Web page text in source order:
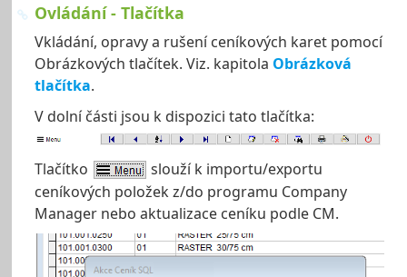
Ovládání - Tlačítka
Vkládání, opravy a rušení ceníkových karet pomocí
Obrázkových tlačítek. Viz. kapitola Obrázková
tlačítka.
V dolní části jsou k dispozici tato tlačítka:
Tlačítko
slouží k importu/exportu
ceníkových položek z/do programu Company
Manager nebo aktualizace ceníku podle CM.